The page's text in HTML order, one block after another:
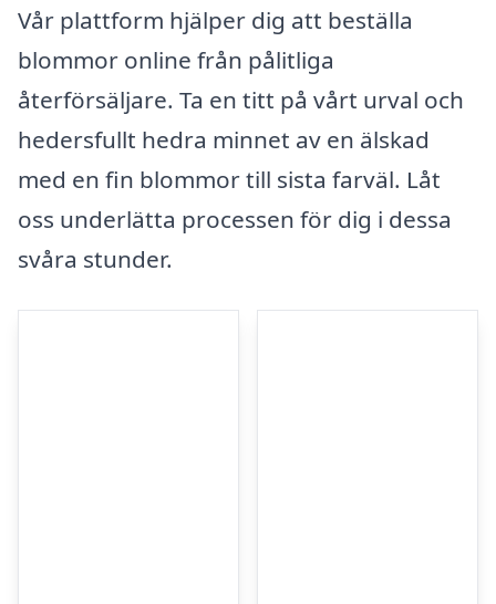
Vår plattform hjälper dig att beställa
blommor online från pålitliga
återförsäljare. Ta en titt på vårt urval och
hedersfullt hedra minnet av en älskad
med en fin blommor till sista farväl. Låt
oss underlätta processen för dig i dessa
svåra stunder.